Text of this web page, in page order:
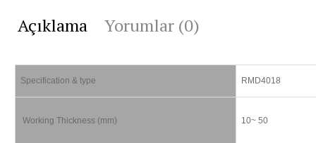
Açıklama Yorumlar (0)
Specification & type RMD4018
Working Thickness (mm) 10~ 50